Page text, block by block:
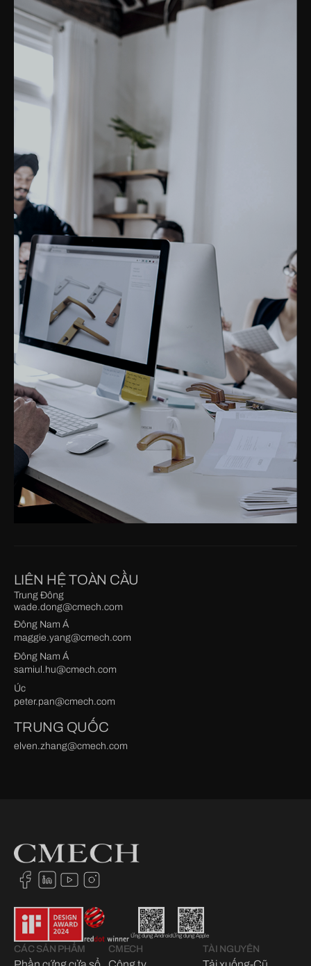
LIÊN HỆ TOÀN CẦU
Trung Đông
wade.dong@cmech.com
Đông Nam Á
maggie.yang@cmech.com
Đông Nam Á
samiul.hu@cmech.com
Úc
peter.pan@cmech.com
TRUNG QUỐC
elven.zhang@cmech.com
Ứng dụng AndroidỨng dụng Apple
CÁC SẢN PHẨM CMECH TÀI NGUYÊN